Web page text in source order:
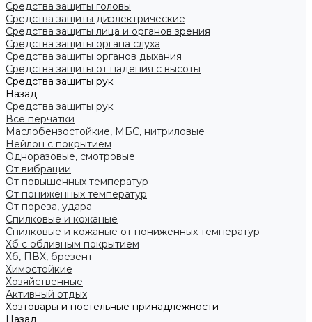
Средства защиты головы
Средства защиты диэлектрические
Средства защиты лица и органов зрения
Средства защиты органа слуха
Средства защиты органов дыхания
Средства защиты от падения с высоты
Средства защиты рук
Назад
Средства защиты рук
Все перчатки
Маслобензостойкие, МБС, нитриловые
Нейлон с покрытием
Одноразовые, смотровые
От вибрации
От повышенных температур
От пониженных температур
От пореза, удара
Спилковые и кожаные
Спилковые и кожаные от пониженных температур
Хб с обливным покрытием
Хб, ПВХ, брезент
Химостойкие
Хозяйственные
Активный отдых
Хозтовары и постельные принадлежности
Назад